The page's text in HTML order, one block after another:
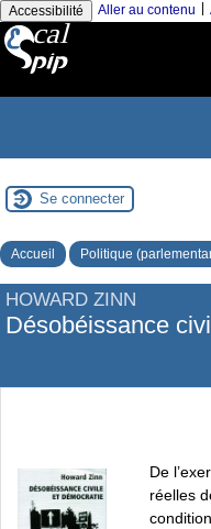
Accessibilité Aller au contenu
Se connecter
Accueil Politique
HOWARD ZINN
Désobéissance
De
réelles